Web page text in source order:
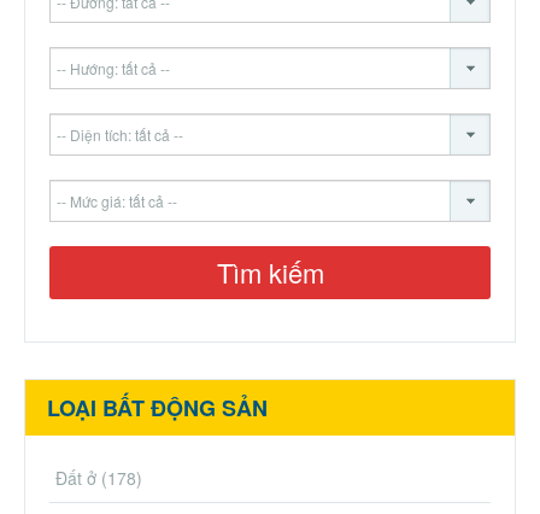
LOẠI BẤT ĐỘNG SẢN
Đất ở (178)